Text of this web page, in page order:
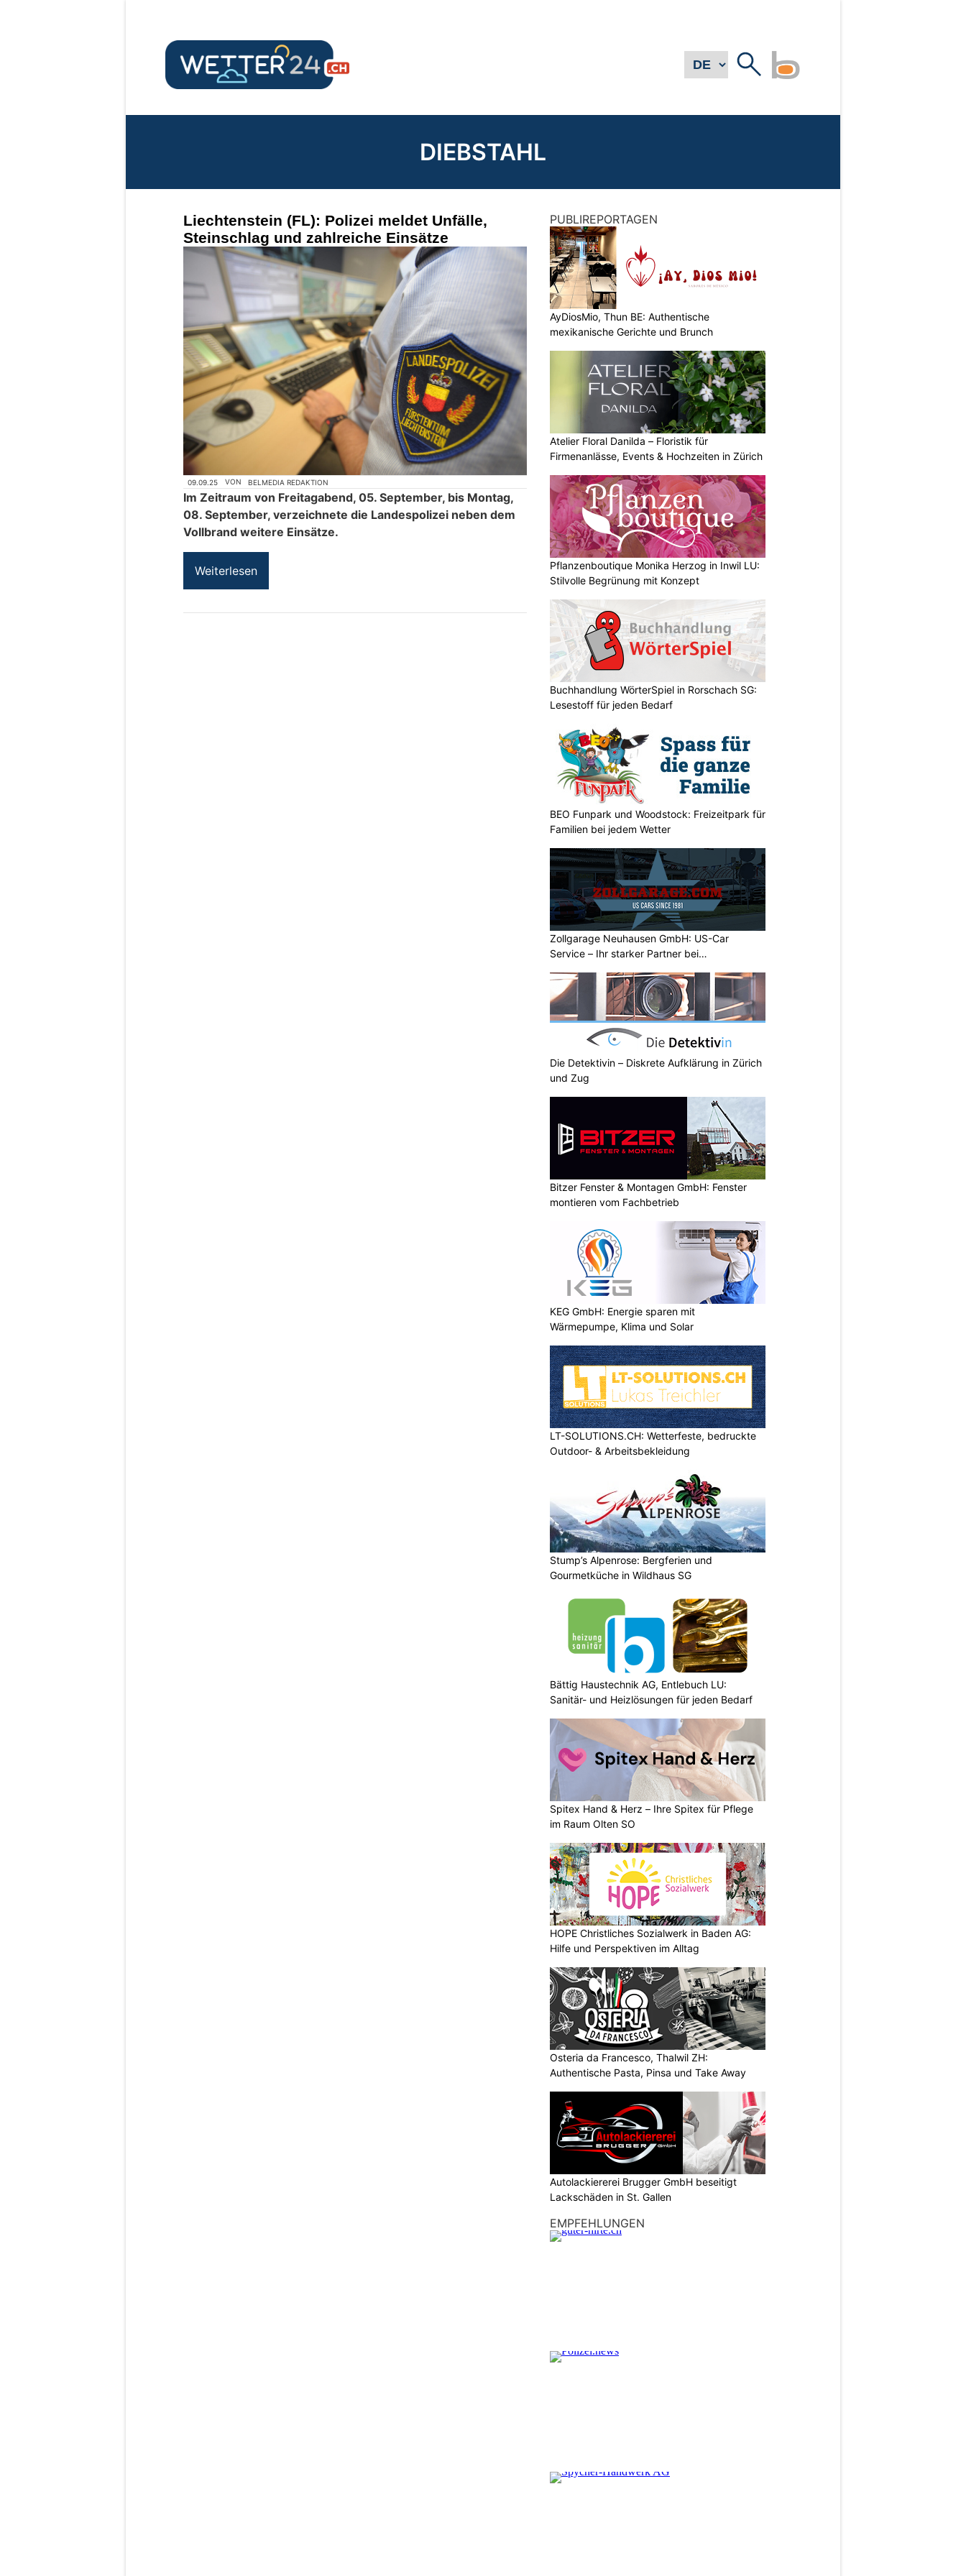
DIEBSTAHL
Liechtenstein (FL): Polizei meldet Unfälle,
Steinschlag und zahlreiche Einsätze
09.09.25 VON BELMEDIA REDAKTION
Im Zeitraum von Freitagabend, 05. September, bis Montag,
08. September, verzeichnete die Landespolizei neben dem
Vollbrand weitere Einsätze.
Weiterlesen
PUBLIREPORTAGEN
AyDiosMio, Thun BE: Authentische
mexikanische Gerichte und Brunch
Atelier Floral Danilda – Floristik für
Firmenanlässe, Events & Hochzeiten in Zürich
Pflanzenboutique Monika Herzog in Inwil LU:
Stilvolle Begrünung mit Konzept
Buchhandlung WörterSpiel in Rorschach SG:
Lesestoff für jeden Bedarf
BEO Funpark und Woodstock: Freizeitpark für
Familien bei jedem Wetter
Zollgarage Neuhausen GmbH: US-Car
Service – Ihr starker Partner bei
Die Detektivin – Diskrete Aufklärung in Zürich
und Zug
Bitzer Fenster & Montagen GmbH: Fenster
montieren vom Fachbetrieb
KEG GmbH: Energie sparen mit
Wärmepumpe, Klima und Solar
LT-SOLUTIONS.CH: Wetterfeste, bedruckte
Outdoor- & Arbeitsbekleidung
Stump’s Alpenrose: Bergferien und
Gourmetküche in Wildhaus SG
Bättig Haustechnik AG, Entlebuch LU:
Sanitär- und Heizlösungen für jeden Bedarf
Spitex Hand & Herz – Ihre Spitex für Pflege
im Raum Olten SO
HOPE Christliches Sozialwerk in Baden AG:
Hilfe und Perspektiven im Alltag
Osteria da Francesco, Thalwil ZH:
Authentische Pasta, Pinsa und Take Away
Autolackiererei Brugger GmbH beseitigt
Lackschäden in St. Gallen
EMPFEHLUNGEN